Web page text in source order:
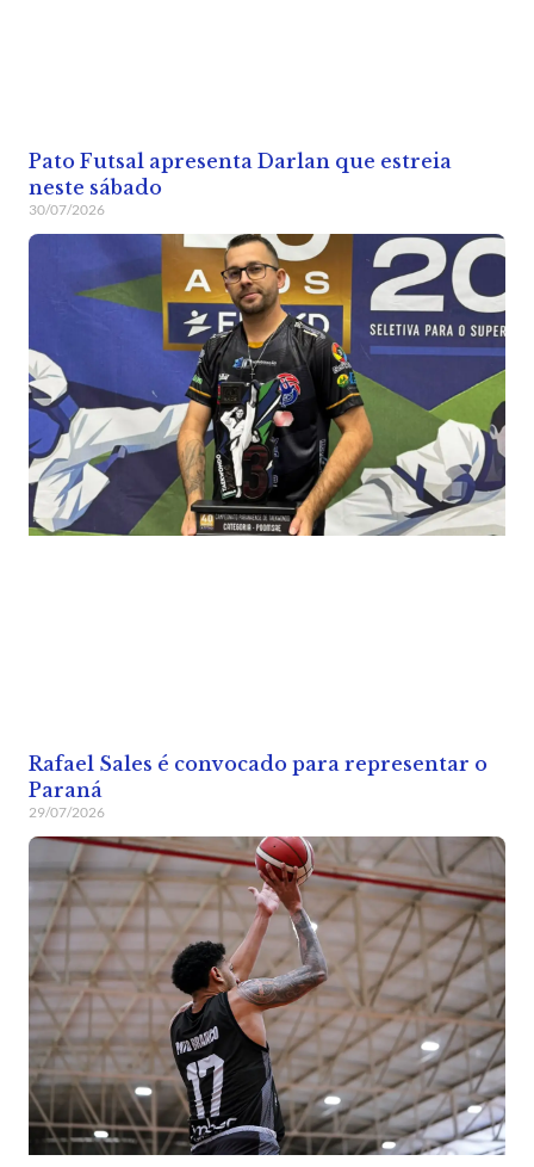
Pato Futsal apresenta Darlan que estreia
neste sábado
30/07/2026
Rafael Sales é convocado para representar o
Paraná
29/07/2026